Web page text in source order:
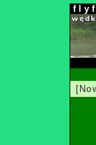
f l y f